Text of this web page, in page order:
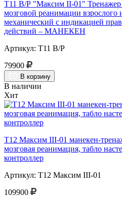
Т11 В/Р "Максим II-01" Тренажер
мозговой реанимации
механический с индикацией
действий – МАНЕКЕН
Артикул: Т11 В/Р
79900
В корзину
В наличии
Хит
Т12 Максим III-01 манекен-
мозговая реанимация, табло
контроллер
Артикул: Т12 Максим III-01
109900